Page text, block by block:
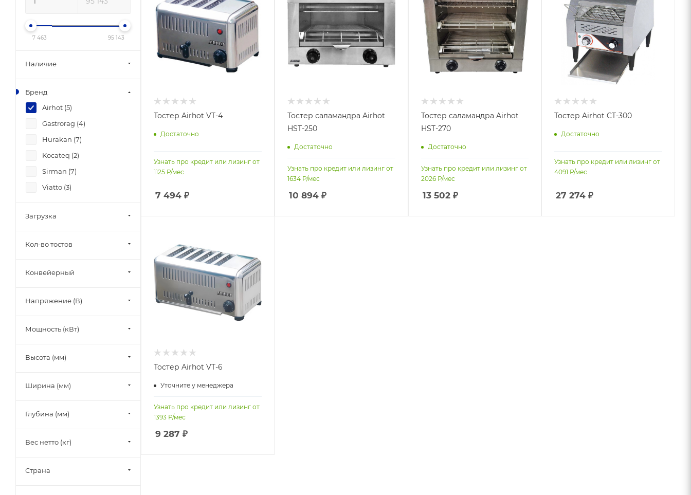
Тостер Airhot VT-4
Достаточно
Узнать про кредит или лизинг от
1125 Р/мес
7 494 ₽
Тостер саламандра Airhot
HST-250
Достаточно
Узнать про кредит или лизинг от
1634Р/мес
10 894₽
Тостер саламандра Airhot
HST-270
Достаточно
Узнать про кредит или лизинг от
2026Р/мес
13 502₽
Тостер Airhot CT-300
Достаточно
Узнать про кредит или лизинг от
4091 Р/мес
27 274 ₽
Тостер Airhot VT-6
Уточните у менеджера
Узнать про кредит или лизинг от
1393 Р/мес
9 287 ₽
7 463 95 143
Наличие
Бренд
Airhot (5)
Gastrorag (4)
Hurakan (7)
Kocateq (2)
Sirman (7)
Viatto (3)
Загрузка
Кол-во тостов
Конвейерный
Напряжение (В)
Мощность (кВт)
Высота (мм)
Ширина (мм)
Глубина (мм)
Вес нетто (кг)
Страна